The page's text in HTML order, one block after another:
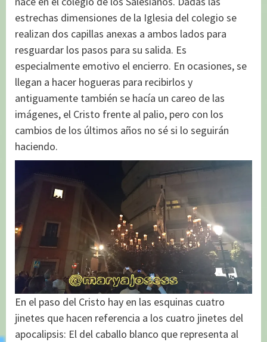
estrechas dimensiones de la Iglesia del colegio se
realizan dos capillas anexas a ambos lados para
resguardar los pasos para su salida. Es
especialmente emotivo el encierro. En ocasiones, se
llegan a hacer hogueras para recibirlos y
antiguamente también se hacía un careo de las
imágenes, el Cristo frente al palio, pero con los
cambios de los últimos años no sé si lo seguirán
haciendo.
En el paso del Cristo hay en las esquinas cuatro
jinetes que hacen referencia a los cuatro jinetes del
apocalipsis: El del caballo blanco que representa al